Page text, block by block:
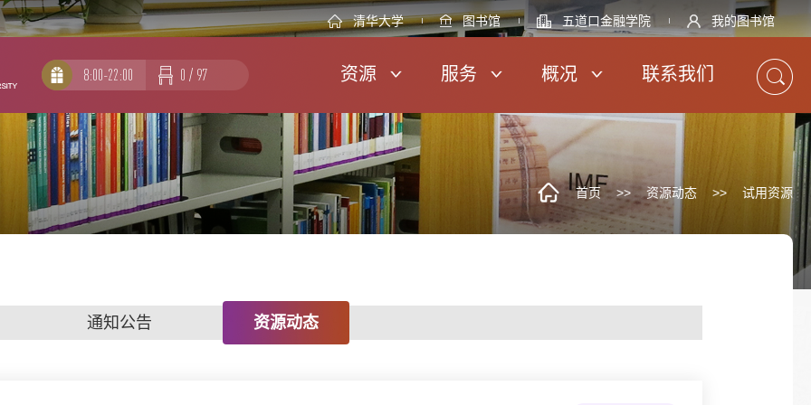
清华大学 图书馆 五道口金融学院 我的图书馆
8:00-22:00 0 / 97 资源 服务 概况 联系我们
首页 >> 资源动态 >> 试用资源
通知公告 资源动态